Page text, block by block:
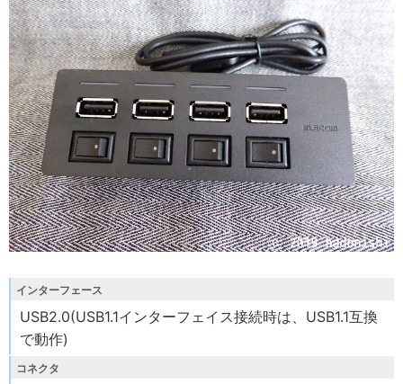
インターフェース
USB2.0(USB1.1インターフェイス接続時は、USB1.1互換
で動作)
コネクタ